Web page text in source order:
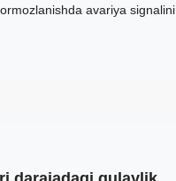
avariya signalini